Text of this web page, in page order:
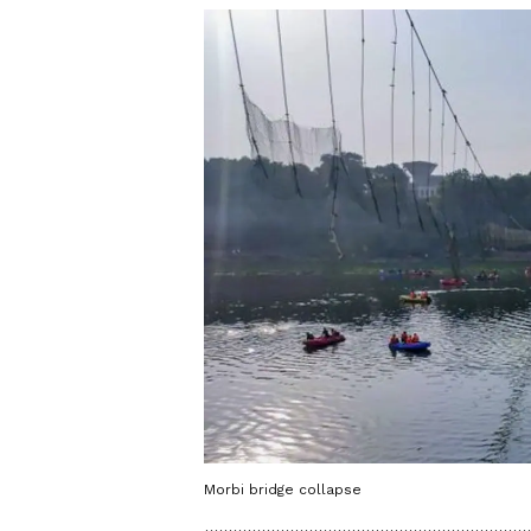
Morbi bridge collapse